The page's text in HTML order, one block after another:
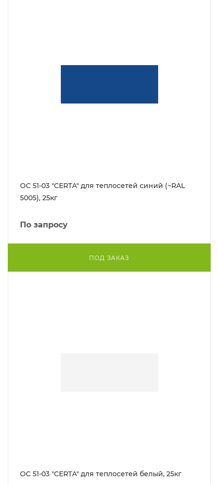
ОС 51-03 "CERTA" для теплосетей синий (~RAL
5005), 25кг
По запросу
ПОД ЗАКАЗ
ОС 51-03 "CERTA" для теплосетей белый, 25кг